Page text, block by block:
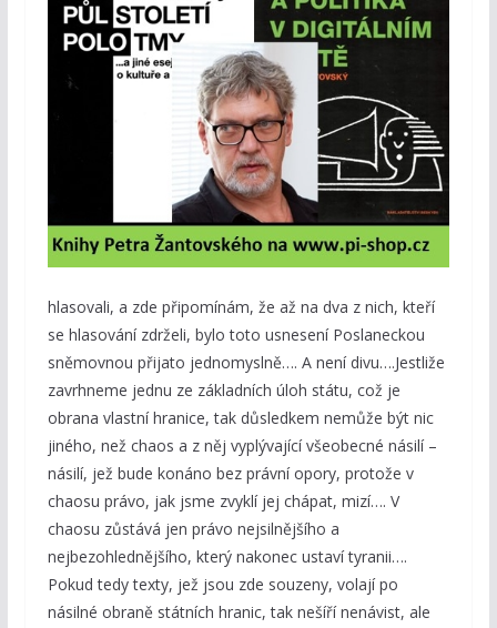
hlasovali, a zde připomínám, že až na dva z nich, kteří
se hlasování zdrželi, bylo toto usnesení Poslaneckou
sněmovnou přijato jednomyslně…. A není divu….Jestliže
zavrhneme jednu ze základních úloh státu, což je
obrana vlastní hranice, tak důsledkem nemůže být nic
jiného, než chaos a z něj vyplývající všeobecné násilí –
násilí, jež bude konáno bez právní opory, protože v
chaosu právo, jak jsme zvyklí jej chápat, mizí…. V
chaosu zůstává jen právo nejsilnějšího a
nejbezohlednějšího, který nakonec ustaví tyranii….
Pokud tedy texty, jež jsou zde souzeny, volají po
násilné obraně státních hranic, tak nešíří nenávist, ale